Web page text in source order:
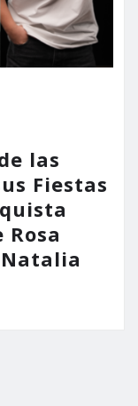
las
Fiestas
Natalia